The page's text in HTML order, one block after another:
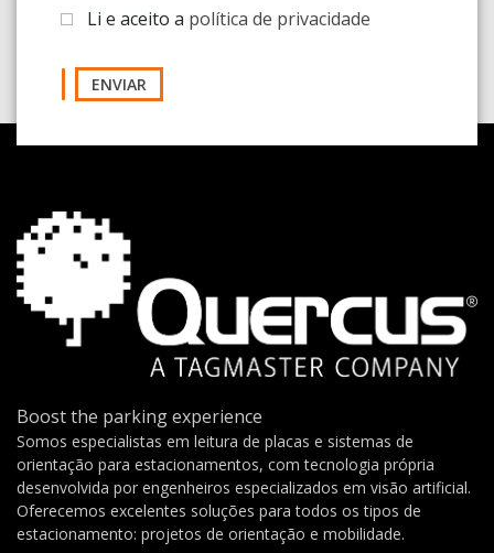
Li e aceito a política de privacidade
ENVIAR
Boost the parking experience
Somos especialistas em leitura de placas e sistemas de
orientação para estacionamentos, com tecnologia própria
desenvolvida por engenheiros especializados em visão artificial.
Oferecemos excelentes soluções para todos os tipos de
estacionamento: projetos de orientação e mobilidade.